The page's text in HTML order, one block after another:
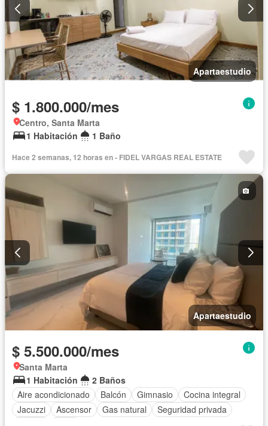
Apartaestudio
$ 1.800.000/mes
Centro, Santa Marta
1 Habitación
1 Baño
Hace 2 semanas, 12 horas en - FIDEL VARGAS REAL ESTATE
Apartaestudio
$ 5.500.000/mes
Santa Marta
1 Habitación
2 Baños
Aire acondicionado
Balcón Gimnasio
Cocina integral
Jacuzzi
Ascensor Gas natural
Seguridad privada